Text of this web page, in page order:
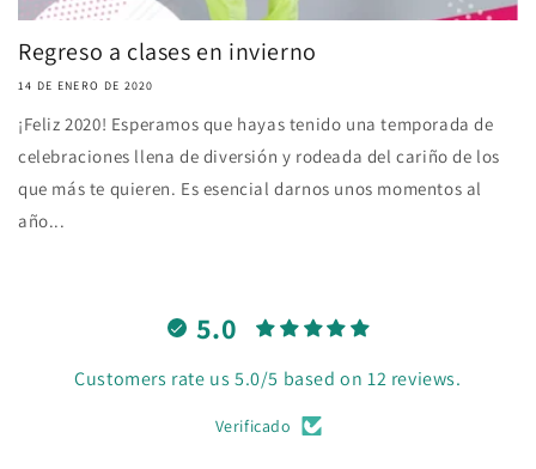
Regreso a clases en invierno
14 DE ENERO DE 2020
¡Feliz 2020! Esperamos que hayas tenido una temporada de
celebraciones llena de diversión y rodeada del cariño de los
que más te quieren. Es esencial darnos unos momentos al
año...
5.0
Customers rate us 5.0/5 based on 12 reviews.
Verificado